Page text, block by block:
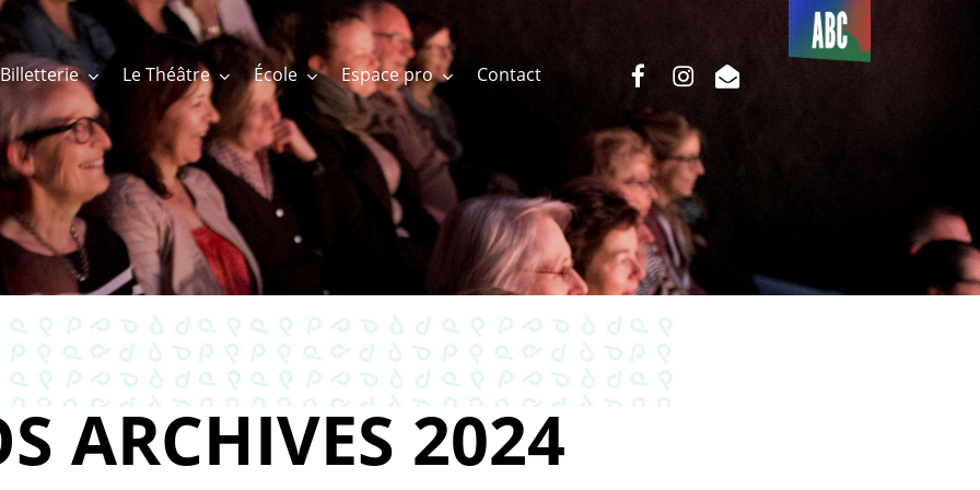
Billetterie Le Théâtre École Espace pro Contact
Du côté
de l’ABC
facebookinstagram
email
ARCHIVES 2024